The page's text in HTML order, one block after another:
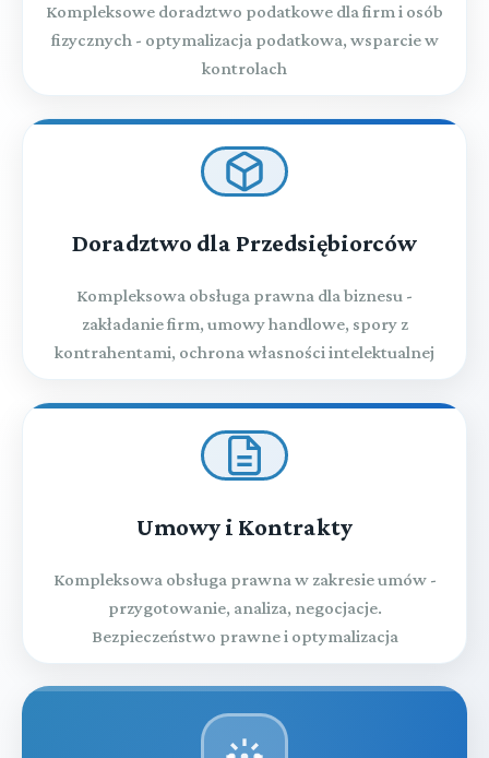
Kompleksowe doradztwo podatkowe dla firm i osób
fizycznych - optymalizacja podatkowa, wsparcie w
kontrolach
Doradztwo dla Przedsiębiorców
Kompleksowa obsługa prawna dla biznesu -
zakładanie firm, umowy handlowe, spory z
kontrahentami, ochrona własności intelektualnej
Umowy i Kontrakty
Kompleksowa obsługa prawna w zakresie umów -
przygotowanie, analiza, negocjacje.
Bezpieczeństwo prawne i optymalizacja